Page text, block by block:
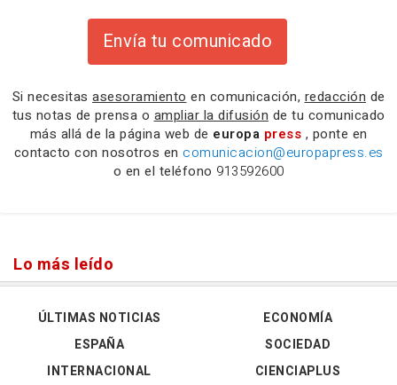
Envía tu comunicado
Si necesitas asesoramiento en comunicación, redacción de
tus notas de prensa o ampliar la difusión de tu comunicado
más allá de la página web de europa press , ponte en
contacto con nosotros en comunicacion@europapress.es
o en el teléfono 913592600
Lo más leído
ÚLTIMAS NOTICIAS
ESPAÑA
INTERNACIONAL
ECONOMÍA
SOCIEDAD
CIENCIAPLUS